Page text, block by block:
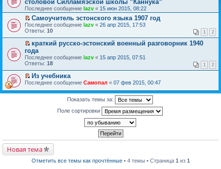
п
е
р
в
о
у
н
е
п
р
о
ч
и
а
о
б
щ
е
е
р
е
й
т
к
п
е
р
в
о
м
у
е
н
н
о
м
столовой Силламяэской школы ”Каннука”
Последнее сообщение lazv « 15 июн 2015, 08:22
П
е
е
й
т
и
к
п
е
р
о
ч
и
т
а
Самоучитель эстонского языка 1907 год
Последнее сообщение lazv « 26 апр 2015, 17:53
Ответы: 10 1 2
П
е
р
е
й
т
и
к
е
п
р
о
краткий русско-эстонский военный разговорник 1940
года
Последнее сообщение lazv « 15 апр 2015, 07:51
Ответы: 18 1 2
П
р
р
о
м
у
Из учебника
Последнее сообщение Самопал « 07 фев 2015, 00:47
Показать темы за:
Поле сортировки
Новая тема
Отметить все темы как прочтённые• 4 темы • Страница 1 из 1